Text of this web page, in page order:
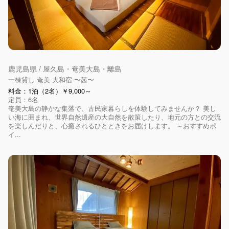
鹿児島県 / 屋久島・奄美大島・離島
一棟貸し 奄美 大和宿 〜茜〜
料金：1泊（2名）￥9,000～
定員：6名
奄美大島の静かな集落で、古民家暮らしを体験してみませんか？ 美し
い海に囲まれ、世界自然遺産の大自然を散策したり、地元の方との交流
を楽しんだりと、心癒されるひとときをお届けします。 ～おすすめポ
イ...